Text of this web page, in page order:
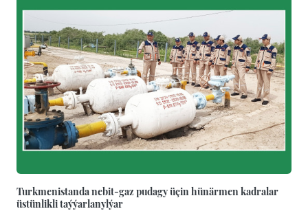
Turkmenistanda nebit-gaz pudagy üçin hünärmen kadralar
üstünlikli taýýarlanylýar